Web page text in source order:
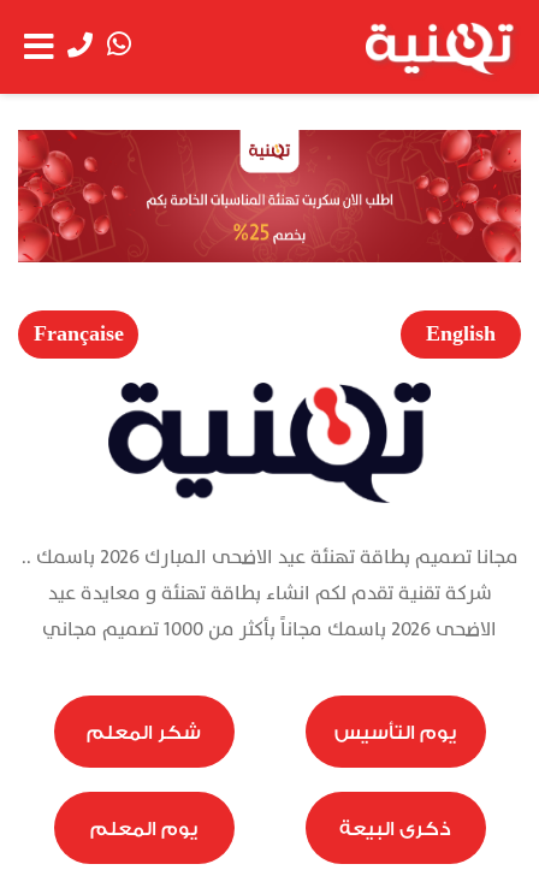
الحساب
شاهد العربة
عن
الشركة
خدمة
العملاء
الخدمات
English
Française
مجانا تصميم بطاقة تهنئة عيد الاضحى المبارك 2026 باسمك ..
شركة تقنية تقدم لكم انشاء بطاقة تهنئة و معايدة عيد
الاضحى 2026 باسمك مجاناً بأكثر من 1000 تصميم مجاني
يوم التأسيس شكر المعلم
ذكرى البيعة يوم المعلم